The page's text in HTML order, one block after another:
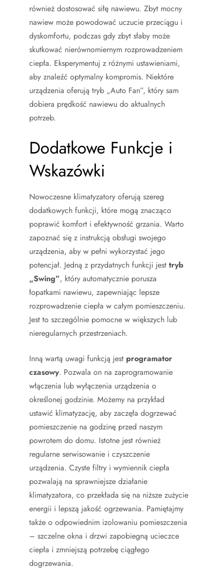
również dostosować siłę nawiewu. Zbyt mocny
nawiew może powodować uczucie przeciągu i
dyskomfortu, podczas gdy zbyt słaby może
skutkować nierównomiernym rozprowadzeniem
ciepła. Eksperymentuj z różnymi ustawieniami,
aby znaleźć optymalny kompromis. Niektóre
urządzenia oferują tryb „Auto Fan”, który sam
dobiera prędkość nawiewu do aktualnych
potrzeb.
Dodatkowe Funkcje i
Wskazówki
Nowoczesne klimatyzatory oferują szereg
dodatkowych funkcji, które mogą znacząco
poprawić komfort i efektywność grzania. Warto
zapoznać się z instrukcją obsługi swojego
urządzenia, aby w pełni wykorzystać jego
potencjał. Jedną z przydatnych funkcji jest tryb
„Swing”, który automatycznie porusza
łopatkami nawiewu, zapewniając lepsze
rozprowadzenie ciepła w całym pomieszczeniu.
Jest to szczególnie pomocne w większych lub
nieregularnych przestrzeniach.
Inną wartą uwagi funkcją jest programator
czasowy. Pozwala on na zaprogramowanie
włączenia lub wyłączenia urządzenia o
określonej godzinie. Możemy na przykład
ustawić klimatyzację, aby zaczęła dogrzewać
pomieszczenie na godzinę przed naszym
powrotem do domu. Istotne jest również
regularne serwisowanie i czyszczenie
urządzenia. Czyste filtry i wymiennik ciepła
pozwalają na sprawniejsze działanie
klimatyzatora, co przekłada się na niższe zużycie
energii i lepszą jakość ogrzewania. Pamiętajmy
także o odpowiednim izolowaniu pomieszczenia
– szczelne okna i drzwi zapobiegną ucieczce
ciepła i zmniejszą potrzebę ciągłego
dogrzewania.